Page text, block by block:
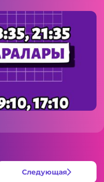
Следующая